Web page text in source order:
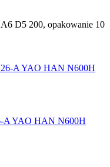
D5 200, opakowanie 10
A YAO HAN N600H